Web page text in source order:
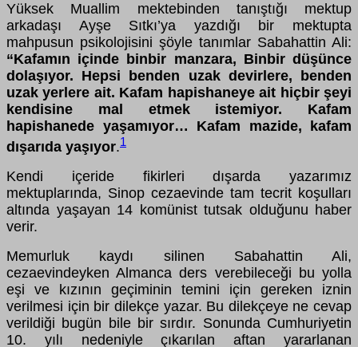
Yüksek Muallim mektebinden tanıştığı mektup
arkadaşı Ayşe Sıtkı’ya yazdığı bir mektupta
mahpusun psikolojisini şöyle tanımlar Sabahattin Ali:
“Kafamın içinde binbir manzara, Binbir düşünce
dolaşıyor. Hepsi benden uzak devirlere, benden
uzak yerlere ait. Kafam hapishaneye ait hiçbir şeyi
kendisine mal etmek istemiyor. Kafam
hapishanede yaşamıyor… Kafam mazide, kafam
dışarıda yaşıyor.1
Kendi içeride fikirleri dışarda yazarımız
mektuplarında, Sinop cezaevinde tam tecrit koşulları
altında yaşayan 14 komünist tutsak olduğunu haber
verir.
Memurluk kaydı silinen Sabahattin Ali,
cezaevindeyken Almanca ders verebileceği bu yolla
eşi ve kızının geçiminin temini için gereken iznin
verilmesi için bir dilekçe yazar. Bu dilekçeye ne cevap
verildiği bugün bile bir sırdır. Sonunda Cumhuriyetin
10. yılı nedeniyle çıkarılan aftan yararlanan